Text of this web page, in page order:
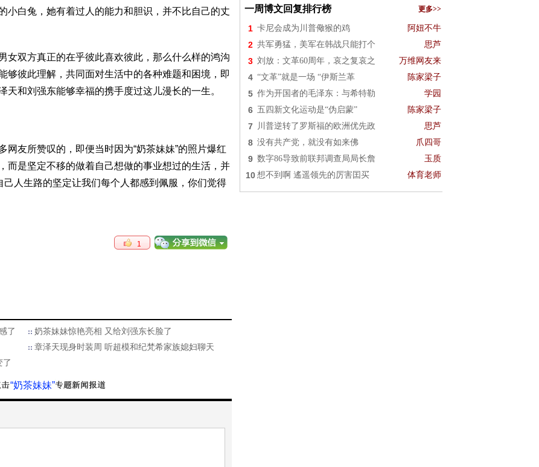
小白兔，她有着过人的能力和胆识，并不比自己的丈
女双方真正的在乎彼此喜欢彼此，那么什么样的鸿沟
够彼此理解，共同面对生活中的各种难题和困境，即
和刘强东能够幸福的携手度过这儿漫长的一生。
友所赞叹的，即便当时因为“奶茶妹妹”的照片爆红
而是坚定不移的做着自己想做的事业想过的生活，并
己人生路的坚定让我们每个人都感到佩服，你们觉得
1
了
奶茶妹妹惊艳亮相 又给刘强东长脸了
章泽天现身时装周 听超模和纪梵希家族媳妇聊天
了
“奶茶妹妹”
一周博文回复排行榜 更多>>
1 卡尼会成为川普儆猴的鸡 阿妞不牛
2 共军勇猛，美军在韩战只能打个 思芦
3 刘放：文革60周年，哀之复哀之 万维网友来
4 “文革”就是一场 “伊斯兰革 陈家梁子
5 作为开国者的毛泽东：与希特勒 学园
6 五四新文化运动是“伪启蒙” 陈家梁子
7 川普逆转了罗斯福的欧洲优先政 思芦
8 没有共产党，就没有如来佛 爪四哥
9 数字86导致前联邦调查局局长詹 玉质
10 想不到啊 遙遥领先的厉害囯买 体育老师